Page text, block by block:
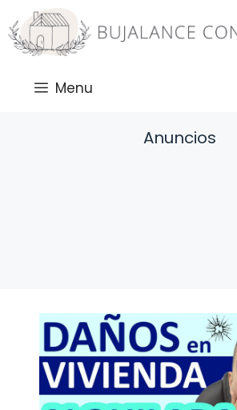
Saltar
al
contenido
Menu
Anuncios